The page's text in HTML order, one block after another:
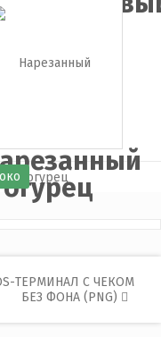
огурец
ТЕРМИНАЛ С ЧЕКОМ
БЕЗ ФОНА (PNG)